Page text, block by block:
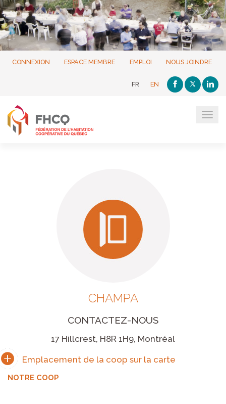
CONNEXION ESPACE MEMBRE EMPLOI NOUS JOINDRE
FR EN
CHAMPA
CONTACTEZ-NOUS
17 Hillcrest, H8R 1H9, Montréal
NOTRE COOP